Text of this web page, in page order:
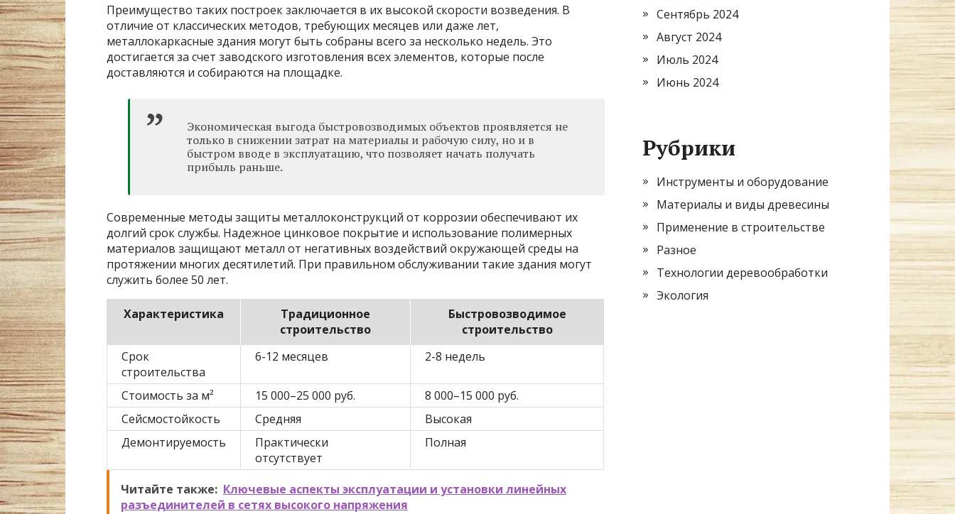
Преимущество таких построек заключается в их высокой скорости возведения. В
отличие от классических методов, требующих месяцев или даже лет,
металлокаркасные здания могут быть собраны всего за несколько недель. Это
достигается за счет заводского изготовления всех элементов, которые после
доставляются и собираются на площадке.
Экономическая выгода быстровозводимых объектов проявляется не
только в снижении затрат на материалы и рабочую силу, но и в
быстром вводе в эксплуатацию, что позволяет начать получать
прибыль раньше.
Современные методы защиты металлоконструкций от коррозии обеспечивают их
долгий срок службы. Надежное цинковое покрытие и использование полимерных
материалов защищают металл от негативных воздействий окружающей среды на
протяжении многих десятилетий. При правильном обслуживании такие здания могут
служить более 50 лет.
Характеристика
Традиционное
строительство
Быстровозводимое
строительство
Срок
строительства
6-12 месяцев 2-8 недель
Стоимость за м² 15 000–25 000 руб.
8 000–15 000 руб.
Сейсмостойкость
Средняя
Высокая
Демонтируемость
Практически
отсутствует
Полная
Читайте также: Ключевые аспекты эксплуатации и установки линейных
разъединителей в сетях высокого напряжения
Сентябрь 2024
Август 2024
Июль 2024
Июнь 2024
Рубрики
Инструменты и оборудование
Материалы и виды древесины
Применение в строительстве
Разное
Технологии деревообработки
Экология